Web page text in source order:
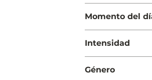
Cuerpo: Hoja de
Fondo: Madera de
Momento del
Intensidad
Género